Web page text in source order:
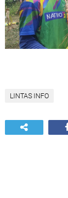
LINTAS INFO